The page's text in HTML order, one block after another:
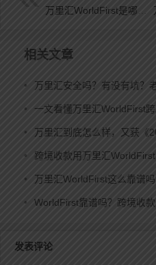
万里汇WorldFirst是哪个国家的？
导相关文章
• 万里汇安全吗？有没有坑？
• 一文看懂万里汇WorldFirst跨境
• 万里汇到底怎么样，又获《
• 跨境收款用万里汇
• 万里汇WorldFirst这么靠谱
• WorldFirst靠谱吗？跨境收款
发表评论